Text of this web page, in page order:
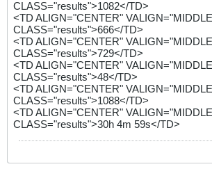
CLASS="results">1082</TD>
<TD ALIGN="CENTER"
CLASS="results">666</TD>
<TD ALIGN="CENTER"
CLASS="results">729</TD>
<TD ALIGN="CENTER"
CLASS="results">48</TD>
<TD ALIGN="CENTER"
CLASS="results">1088</TD>
<TD ALIGN="CENTER"
CLASS="results">30h 4m 59s</TD>